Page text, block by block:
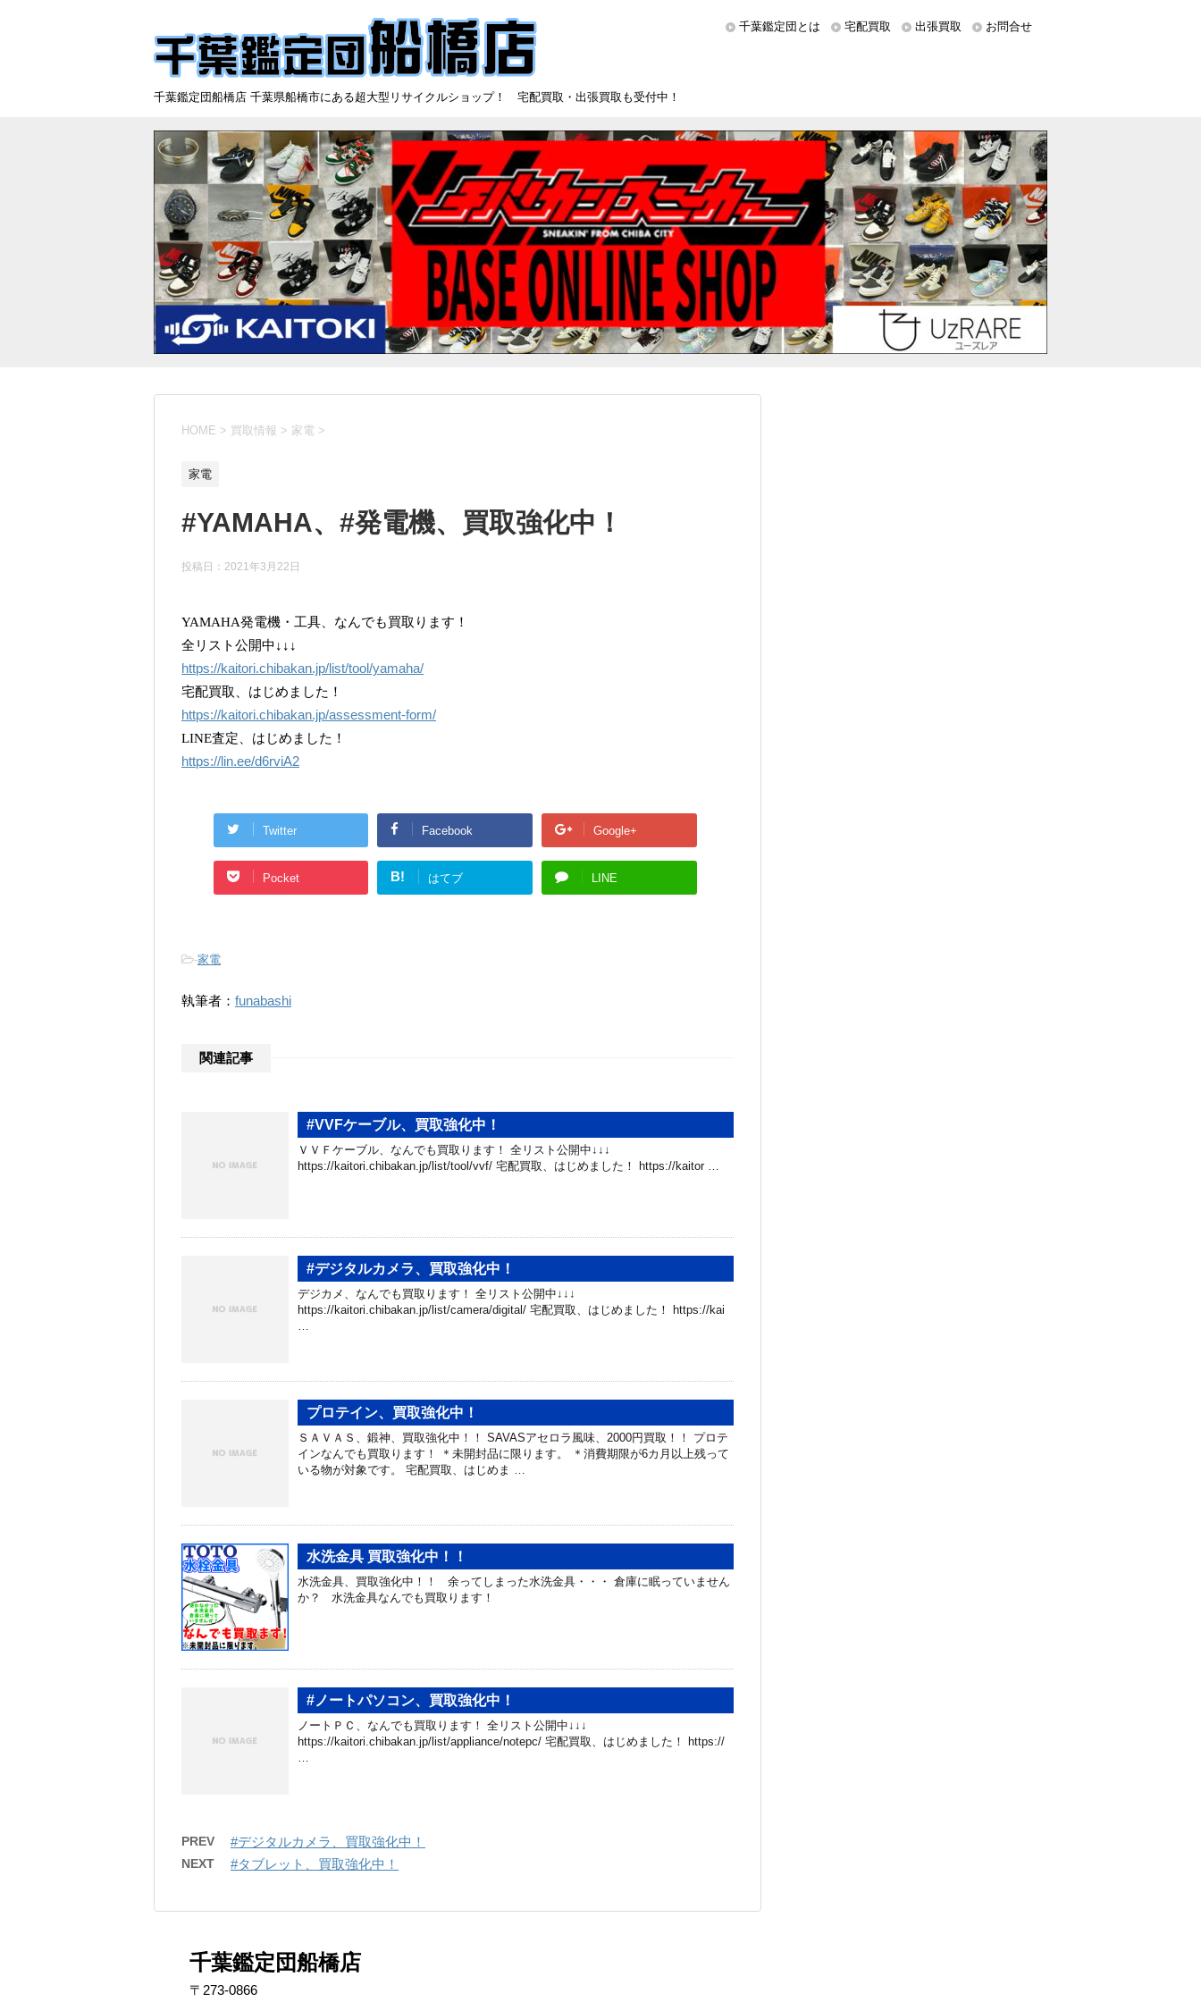
千葉鑑定団船橋店 千葉県船橋市にある超大型リサイクルショップ！ 宅配買取・出張買取も受付中！
千葉鑑定団とは 宅配買取 出張買取 お問合せ
HOME > 買取情報 > 家電 >
家電
#YAMAHA、#発電機、買取強化中！
投稿日： 2021年3月22日
YAMAHA発電機・工具、なんでも買取ります！
全リスト公開中↓↓↓
https://kaitori.chibakan.jp/list/tool/yamaha/
宅配買取、はじめました！
https://kaitori.chibakan.jp/assessment-form/
LINE査定、はじめました！
https://lin.ee/d6rviA2
Twitter Facebook Google+
Pocket B! はてブ LINE
-家電
執筆者： funabashi
関連記事
#VVFケーブル、買取強化中！
ＶＶＦケーブル、なんでも買取ります！ 全リスト公開中↓↓↓
https://kaitori.chibakan.jp/list/tool/vvf/ 宅配買取、はじめました！ https://kaitor …
#デジタルカメラ、買取強化中！
デジカメ、なんでも買取ります！ 全リスト公開中↓↓↓
https://kaitori.chibakan.jp/list/camera/digital/ 宅配買取、はじめました！ https://kai
…
プロテイン、買取強化中！
ＳＡＶＡＳ、鍛神、買取強化中！！ SAVASアセロラ風味、2000円買取！！ プロテ
インなんでも買取ります！ ＊未開封品に限ります。 ＊消費期限が6カ月以上残って
いる物が対象です。 宅配買取、はじめま …
水洗金具 買取強化中！！
水洗金具、買取強化中！！ 余ってしまった水洗金具・・・ 倉庫に眠っていません
か？ 水洗金具なんでも買取ります！
#ノートパソコン、買取強化中！
ノートＰＣ、なんでも買取ります！ 全リスト公開中↓↓↓
https://kaitori.chibakan.jp/list/appliance/notepc/ 宅配買取、はじめました！ https://
…
PREV #デジタルカメラ、買取強化中！
NEXT #タブレット、買取強化中！
千葉鑑定団船橋店
〒273-0866